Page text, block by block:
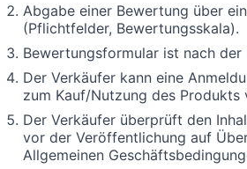
Abgabe einer Bewertung über
(Pflichtfelder, Bewertungsskala).
Bewertungsformular ist nach
Der Verkäufer kann eine
zum Kauf/Nutzung des Produkts
Der Verkäufer überprüft den
vor der Veröffentlichung auf
Allgemeinen